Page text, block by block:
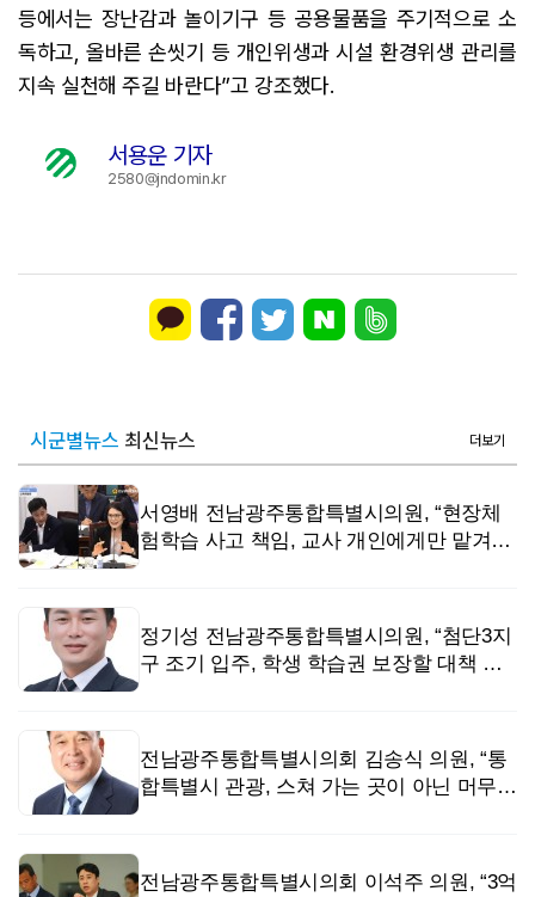
등에서는 장난감과 놀이기구 등 공용물품을 주기적으로 소
독하고, 올바른 손씻기 등 개인위생과 시설 환경위생 관리를
지속 실천해 주길 바란다”고 강조했다.
서용운 기자
2580@jndomin.kr
시군별뉴스 최신뉴스 더보기
서영배 전남광주통합특별시의원, “현장체
험학습 사고 책임, 교사 개인에게만 맡겨선
정기성 전남광주통합특별시의원, “첨단3지
구 조기 입주, 학생 학습권 보장할 대책 시
전남광주통합특별시의회 김송식 의원, “통
합특별시 관광, 스쳐 가는 곳이 아닌 머무는
전남광주통합특별시의회 이석주 의원, “3억